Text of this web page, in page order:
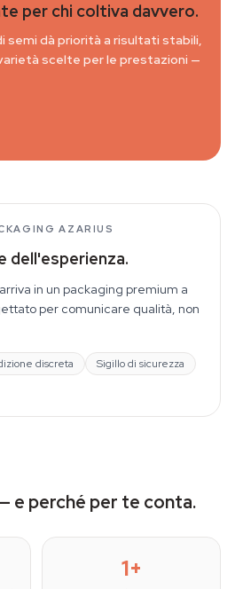
per chi coltiva davvero.
semi dà priorità a risultati stabili,
scelte per le prestazioni —
AZARIUS
dell'esperienza.
in un packaging premium a
per comunicare qualità, non
discreta
Sigillo di sicurezza
e perché per te conta.
1+